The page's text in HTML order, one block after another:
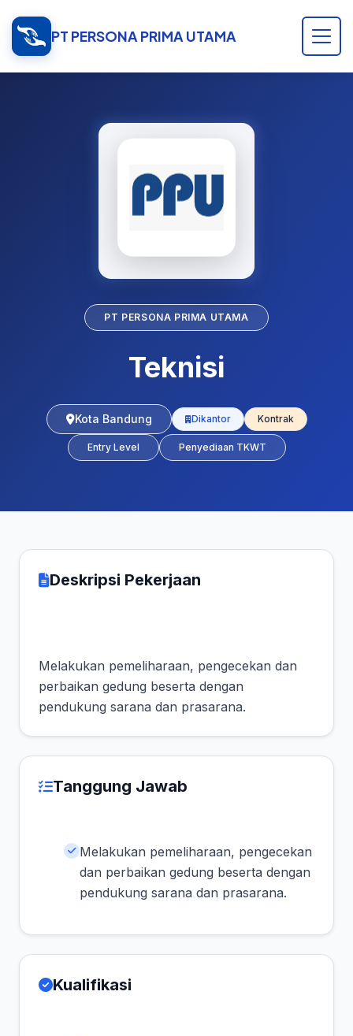
PT PERSONA PRIMA UTAMA
PT PERSONA PRIMA UTAMA
Teknisi
Kota Bandung Dikantor Kontrak
Entry Level Penyediaan TKWT
Deskripsi Pekerjaan
Melakukan pemeliharaan, pengecekan dan
perbaikan gedung beserta dengan
pendukung sarana dan prasarana.
Tanggung Jawab
Melakukan pemeliharaan, pengecekan
dan perbaikan gedung beserta dengan
pendukung sarana dan prasarana.
Kualifikasi